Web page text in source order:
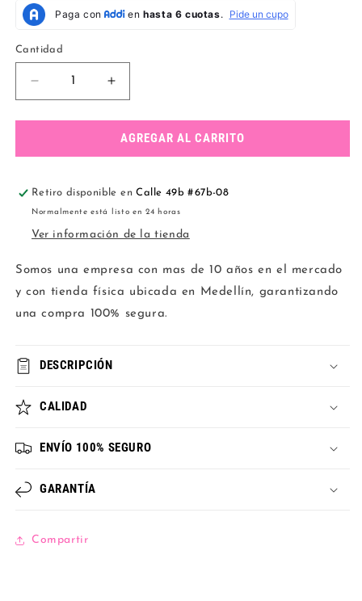
oferta
Cantidad
Reducir
cantidad
para
elastico
Aumentar
cantidad
para
Conjunto
elastico
AGREGAR AL CARRITO
Retiro disponible enCalle 49b #67b-08
Normalmente está listo en 24 horas
Ver información de la tienda
Somos una empresa con mas de 10 años en el mercado
y con tienda física ubicada en Medellín, garantizando
una compra 100% segura.
DESCRIPCIÓN
CALIDAD
ENVÍO 100% SEGURO
GARANTÍA
Compartir